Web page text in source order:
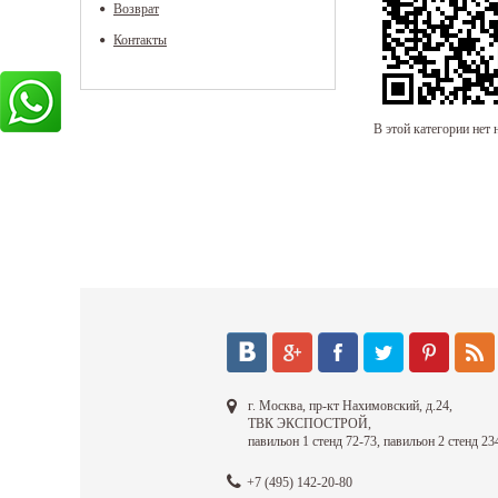
Возврат
Контакты
В этой категории нет
г. Москва, пр-кт Нахимовский, д.24,
ТВК ЭКСПОСТРОЙ,
павильон 1 стенд 72-73, павильон 2 стенд
+7 (495) 142-20-80